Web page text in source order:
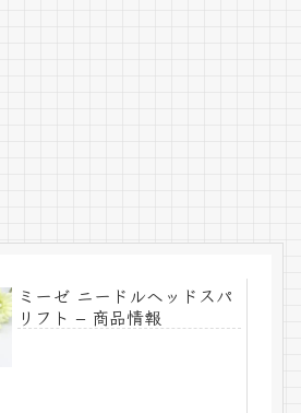
ミーゼ ニードルヘッドスパ
リフト – 商品情報